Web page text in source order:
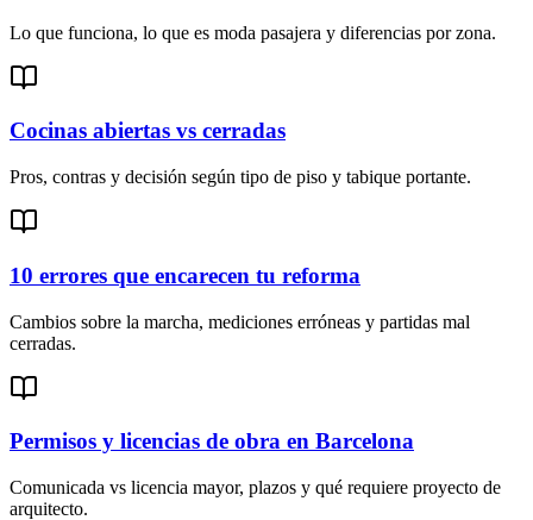
Lo que funciona, lo que es moda pasajera y diferencias por zona.
Cocinas abiertas vs cerradas
Pros, contras y decisión según tipo de piso y tabique portante.
10 errores que encarecen tu reforma
Cambios sobre la marcha, mediciones erróneas y partidas mal
cerradas.
Permisos y licencias de obra en Barcelona
Comunicada vs licencia mayor, plazos y qué requiere proyecto de
arquitecto.